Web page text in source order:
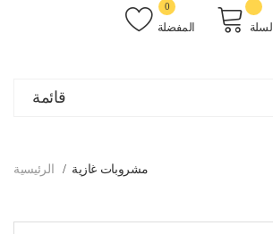
المفضلة
0
السلة
قائمة
الرئيسية مشروبات غازية